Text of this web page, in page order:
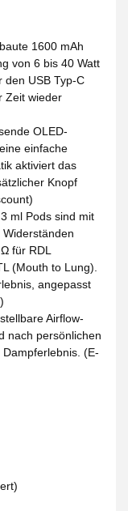
1600 mAh
von 6 bis 40 Watt
den USB Typ-C
Zeit wieder
OLED-
einfache
aktiviert das
Knopf
ml Pods sind mit
für RDL
(Mouth to Lung).
angepasst
Airflow-
nach persönlichen
(E-